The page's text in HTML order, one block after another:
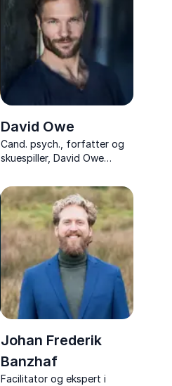
David Owe
Cand. psych., forfatter og
skuespiller, David Owe
og livserfaring i foredrag,
der inspirerer til styrke,
trivsel og nye vaner.
Johan Frederik
Banzhaf
Facilitator og ekspert i